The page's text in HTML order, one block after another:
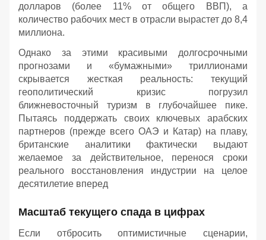
долларов (более 11% от общего ВВП), а
количество рабочих мест в отрасли вырастет до 8,4
миллиона.
Однако за этими красивыми долгосрочными
прогнозами и «бумажными» триллионами
скрывается жесткая реальность: текущий
геополитический кризис погрузил
ближневосточный туризм в глубочайшее пике.
Пытаясь поддержать своих ключевых арабских
партнеров (прежде всего ОАЭ и Катар) на плаву,
британские аналитики фактически выдают
желаемое за действительное, перенося сроки
реального восстановления индустрии на целое
десятилетие вперед
Масштаб текущего спада в цифрах
Если отбросить оптимистичные сценарии,